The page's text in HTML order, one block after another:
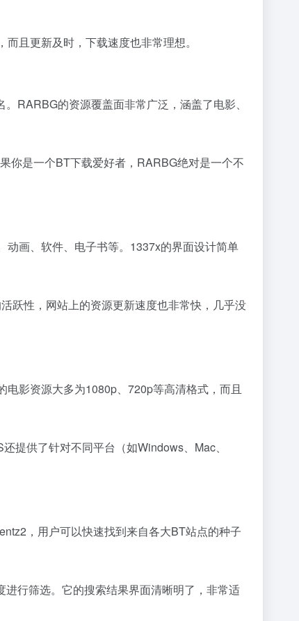
且更新及时，下载速度也非常理想。
RARBG的资源覆盖面非常广泛，涵盖了电影、
你是一个BT下载爱好者，RARBG绝对是一个不
画、软件、电子书等。1337x的界面设计简单
跃性，网站上的资源更新速度也非常快，几乎没
影资源大多为1080p、720p等高清格式，而且
提供了针对不同平台（如Windows、Mac、
，用户可以快速找到来自各大BT站点的种子
行筛选。它的搜索结果界面清晰明了，非常适